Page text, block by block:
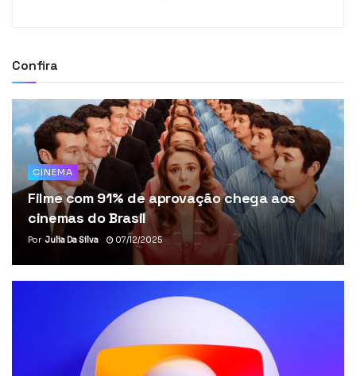
Confira
CINEMA
Filme com 91% de aprovação chega aos
cinemas do Brasil
Por Julia Da Silva 07/12/2025